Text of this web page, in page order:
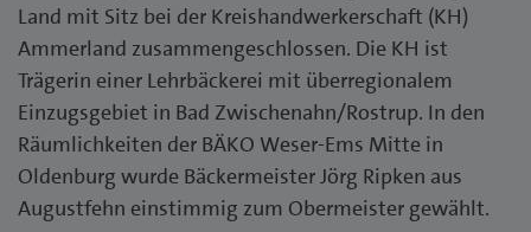
Land mit Sitz bei der Kreishandwerkerschaft (KH)
Ammerland zusammengeschlossen. Die KH ist
Trägerin einer Lehrbäckerei mit überregionalem
Einzugsgebiet in Bad Zwischenahn/Rostrup. In den
Räumlichkeiten der BÄKO Weser-Ems Mitte in
Oldenburg wurde Bäckermeister Jörg Ripken aus
Augustfehn einstimmig zum Obermeister gewählt.